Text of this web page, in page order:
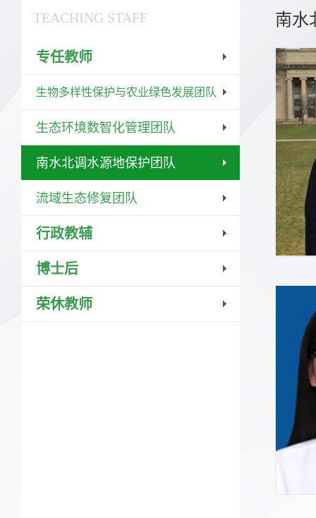
TEACHING STAFF
专任教师
生物多样性保护与农业绿色发展团队
生态环境数智化管理团队
南水北调水源地保护团队
流域生态修复团队
行政教辅
博士后
荣休教师
南水